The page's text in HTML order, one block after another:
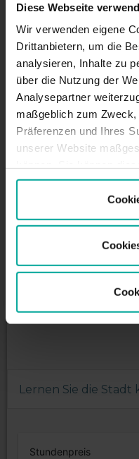
Diese Webseite
Wir verwenden eigene
Drittanbietern, um die
analysieren, Inhalte zu
über die Nutzung der
Analysepartner
maßgeblich zum
Präferenzen und Ihres
unserer Website
Ihre Präferenzen
entsprechende
Informationen finden
Ganz in der Nähe
Bernward Hospital
Verfügung: Parkhaus
Block vom
des Kalenberger
Bistum Hildesheim. Es
zugänglich und bietet
Dienstleistungen,
müssen.
Parkgebühren -
Tagestarif (07:00 -
1. Stunde - 1,00€
2. Stunde - 2,50€
Je weitere angef.
Tagestarif max. -
Ticketverlust -
Nachttarif (20:00 -
1. Stunde - 1,00€
Nachttarif
Lernen Sie die Stadt
Stundenpreis